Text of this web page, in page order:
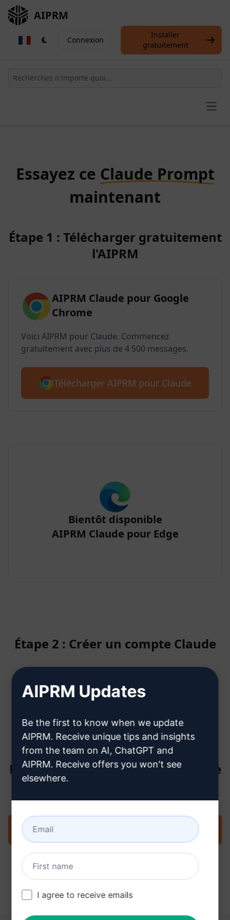
AIPRM
Connexion
Installer
gratuitement
Essayez ce Claude Prompt
maintenant
Étape 1 : Télécharger gratuitement
l'AIPRM
AIPRM Claude pour Google
Chrome
Voici AIPRM pour Claude. Commencez
gratuitement avec plus de 4 500 messages.
Télécharger AIPRM pour Claude
Bientôt disponible
AIPRM Claude pour Edge
Étape 2 : Créer un compte Claude
Cliquez ici pour savoir comment
créer un compte Claude
Étape 3 : Utiliser l'invite dans votre
Essayez l'invite maintenant sur Claude
AIPRM Updates
Be the first to know when we update
AIPRM. Receive unique tips and insights
from the team on AI, ChatGPT and
AIPRM. Receive offers you won't see
elsewhere.
I agree to receive emails